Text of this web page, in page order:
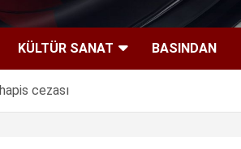
KÜLTÜR SANAT BASINDAN
cezası